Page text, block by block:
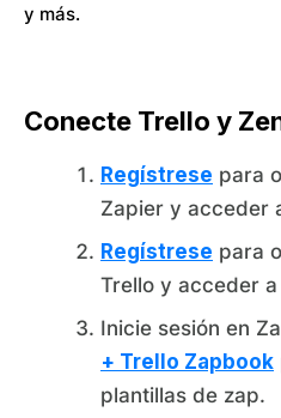
y más.
Conecte Trello y
Regístrese para
Zapier y acceder
Regístrese para
Trello y acceder a
Inicie sesión en
+ Trello Zapbook
plantillas de zap.